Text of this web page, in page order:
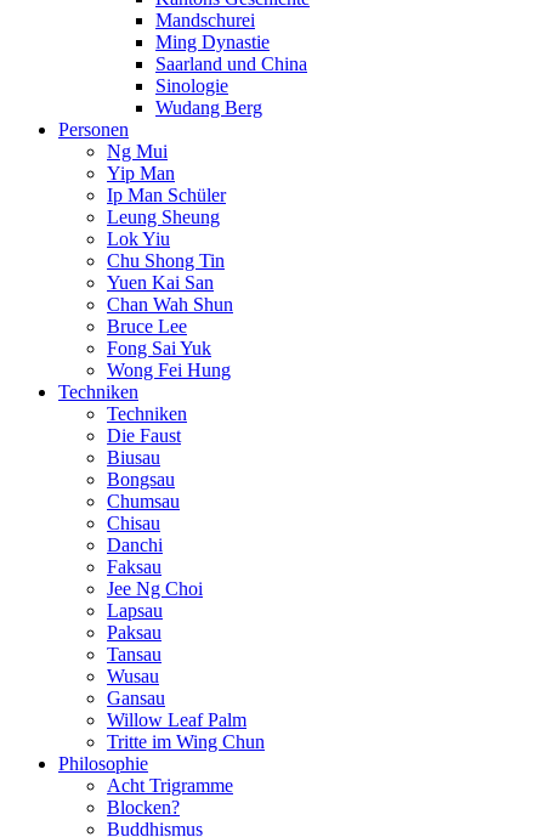
Mandschurei
Ming Dynastie
Saarland und China
Sinologie
Wudang Berg
Personen
Ng Mui
Yip Man
Ip Man Schüler
Leung Sheung
Lok Yiu
Chu Shong Tin
Yuen Kai San
Chan Wah Shun
Bruce Lee
Fong Sai Yuk
Wong Fei Hung
Techniken
Techniken
Die Faust
Biusau
Bongsau
Chumsau
Chisau
Danchi
Faksau
Jee Ng Choi
Lapsau
Paksau
Tansau
Wusau
Gansau
Willow Leaf Palm
Tritte im Wing Chun
Philosophie
Acht Trigramme
Blocken?
Buddhismus